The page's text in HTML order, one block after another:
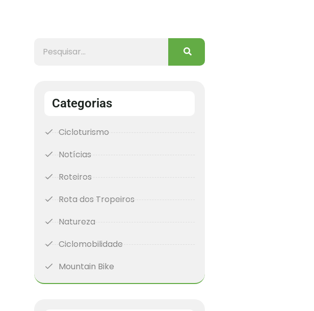
Categorias
Cicloturismo
Notícias
Roteiros
Rota dos Tropeiros
Natureza
Ciclomobilidade
Mountain Bike